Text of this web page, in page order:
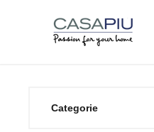
Categorie